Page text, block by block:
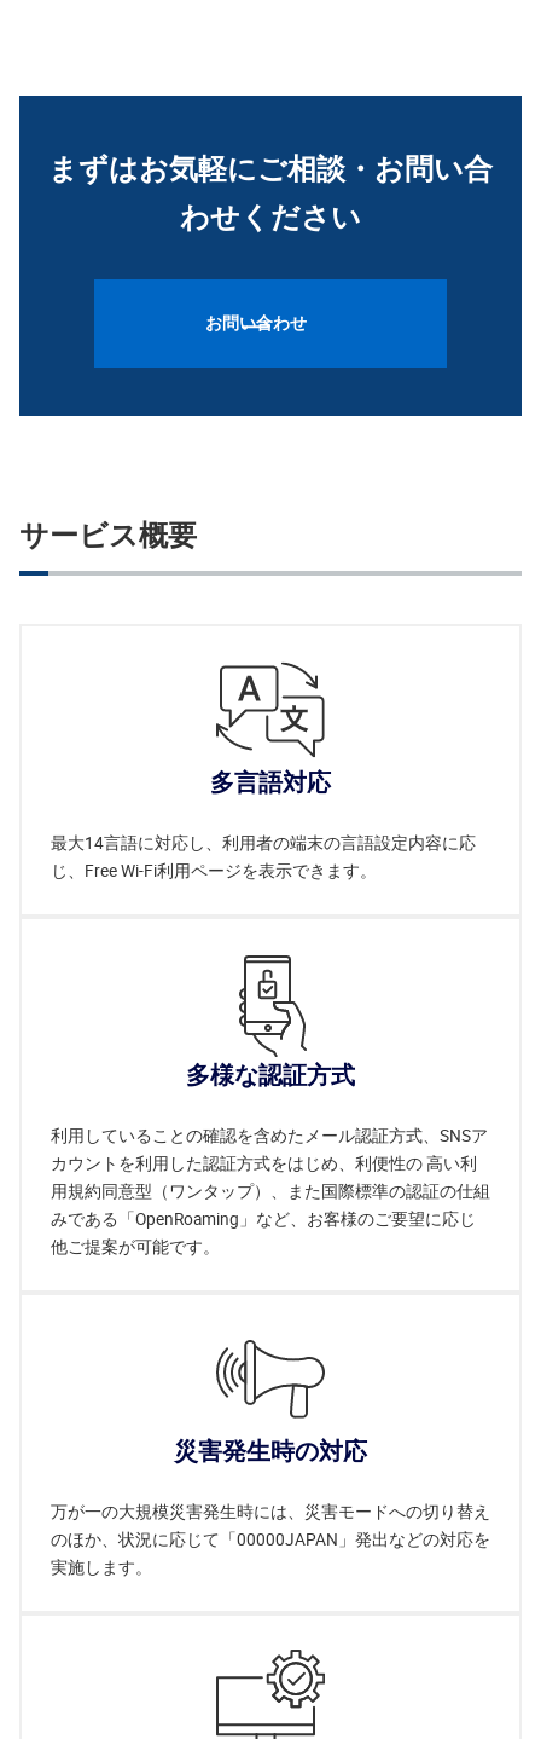
まずはお気軽にご相談・お問い合
わせください
お問い合わせ
サービス概要
多言語対応
最大14言語に対応し、利用者の端末の言語設定内容に応
じ、Free Wi-Fi利用ページを表示できます。
多様な認証方式
利用していることの確認を含めたメール認証方式、SNSア
カウントを利用した認証方式をはじめ、利便性の 高い利
用規約同意型（ワンタップ）、また国際標準の認証の仕組
みである「OpenRoaming」など、お客様のご要望に応じ
他ご提案が可能です。
災害発生時の対応
万が一の大規模災害発生時には、災害モードへの切り替え
のほか、状況に応じて「00000JAPAN」発出などの対応を
実施します。